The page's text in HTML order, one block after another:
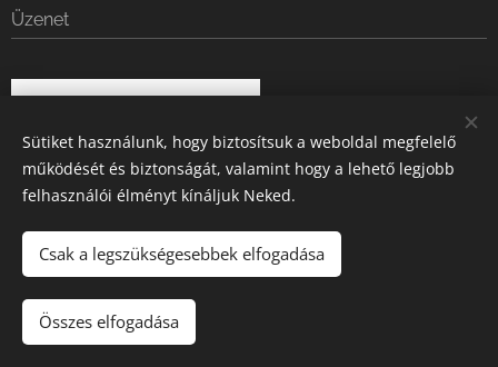
Üzenet
© 2024 Minden jog fenntartva
Az oldalt a
Sütiket használunk, hogy biztosítsuk a weboldal megfelelő
működését és biztonságát, valamint hogy a lehető legjobb
felhasználói élményt kínáljuk Neked.
Csak a legszükségesebbek elfogadása
Összes elfogadása